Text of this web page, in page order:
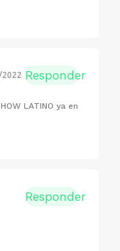
Responder
LATINO ya en
Responder